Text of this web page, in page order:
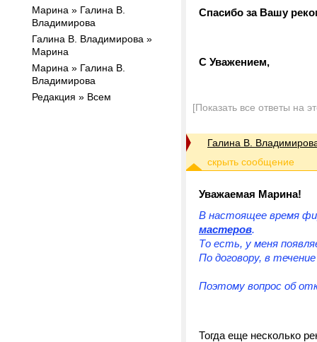
Марина » Галина В.
Владимирова
Галина В. Владимирова »
Марина
Марина » Галина В.
Владимирова
Редакция » Всем
Спасибо за Вашу
С Уважением,
[Показать все ответы на
Галина В.
Уважаемая Марина!
В настоящее время
мастеров.
То есть, у меня
По договору, в
Поэтому вопрос об
Тогда еще несколько